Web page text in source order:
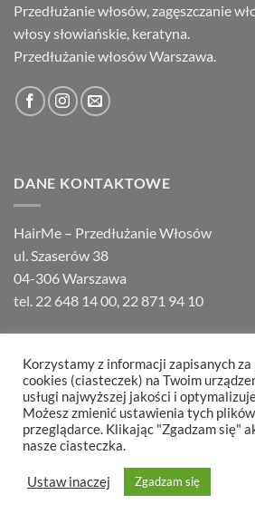
Przedłużanie włosów, zagęszczanie
włosy słowiańskie, keratyna.
Przedłużanie włosów Warszawa.
DANE KONTAKTOWE
HairMe – Przedłużanie Włosów
ul. Szaserów 38
04-306 Warszawa
tel. 22 648 14 00 22 871 94 10
O HAIRME KONTAKT FAQ
Copyright 2026 ©
Korzystamy z informacji zapisanych
cookies (ciasteczek) na Twoim
usługi najwyższej jakości i
Możesz zmienić ustawienia tych
przeglądarce. Klikając "Zgadzam się"
nasze ciasteczka.
Ustaw inaczej Zgadzam się